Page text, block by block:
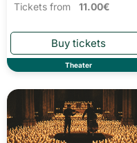
Tickets from 11.00€
Theater